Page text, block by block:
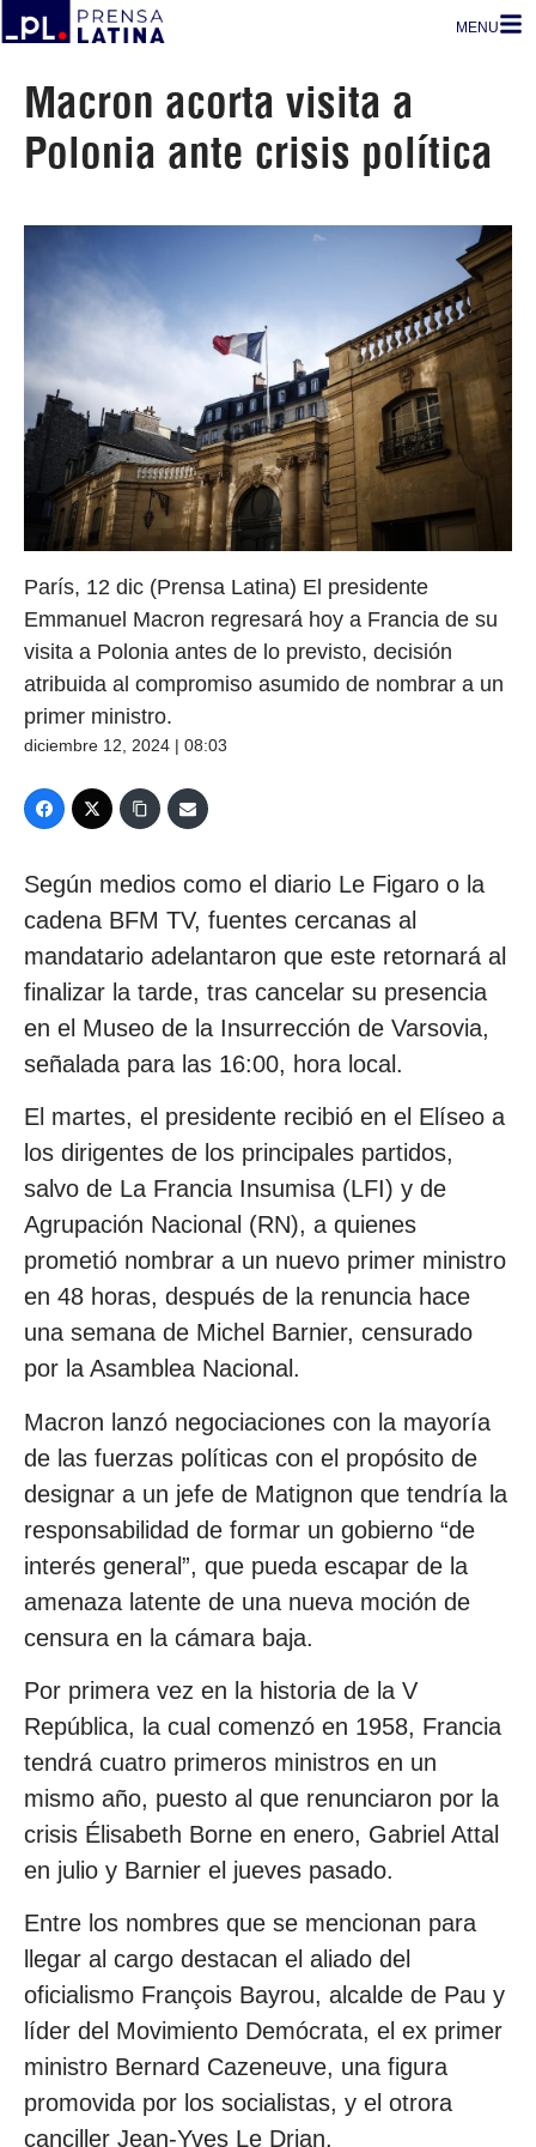
MENU
Macron acorta visita a
Polonia ante crisis política
París, 12 dic (Prensa Latina) El presidente
Emmanuel Macron regresará hoy a Francia de su
visita a Polonia antes de lo previsto, decisión
atribuida al compromiso asumido de nombrar a un
primer ministro.
diciembre 12, 2024 | 08:03
Según medios como el diario Le Figaro o la
cadena BFM TV, fuentes cercanas al
mandatario adelantaron que este retornará al
finalizar la tarde, tras cancelar su presencia
en el Museo de la Insurrección de Varsovia,
señalada para las 16:00, hora local.
El martes, el presidente recibió en el Elíseo a
los dirigentes de los principales partidos,
salvo de La Francia Insumisa (LFI) y de
Agrupación Nacional (RN), a quienes
prometió nombrar a un nuevo primer ministro
en 48 horas, después de la renuncia hace
una semana de Michel Barnier, censurado
por la Asamblea Nacional.
Macron lanzó negociaciones con la mayoría
de las fuerzas políticas con el propósito de
designar a un jefe de Matignon que tendría la
responsabilidad de formar un gobierno “de
interés general”, que pueda escapar de la
amenaza latente de una nueva moción de
censura en la cámara baja.
Por primera vez en la historia de la V
República, la cual comenzó en 1958, Francia
tendrá cuatro primeros ministros en un
mismo año, puesto al que renunciaron por la
crisis Élisabeth Borne en enero, Gabriel Attal
en julio y Barnier el jueves pasado.
Entre los nombres que se mencionan para
llegar al cargo destacan el aliado del
oficialismo François Bayrou, alcalde de Pau y
líder del Movimiento Demócrata, el ex primer
ministro Bernard Cazeneuve, una figura
promovida por los socialistas, y el otrora
canciller Jean-Yves Le Drian.